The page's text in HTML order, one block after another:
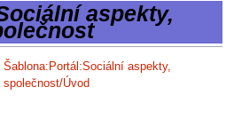
aspekty,
Šablona:Portál:Sociální aspekty,
společnost/Úvod